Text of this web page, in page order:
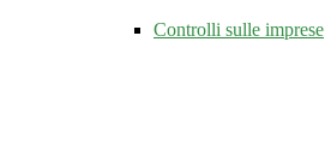
Controlli sulle imprese